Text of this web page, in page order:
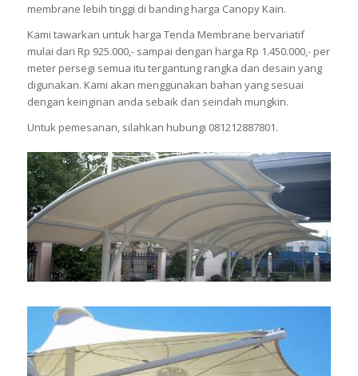
membrane lebih tinggi di banding harga Canopy Kain.
Kami tawarkan untuk harga Tenda Membrane bervariatif
mulai dari Rp 925.000,- sampai dengan harga Rp 1.450.000,- per
meter persegi semua itu tergantung rangka dan desain yang
digunakan. Kami akan menggunakan bahan yang sesuai
dengan keinginan anda sebaik dan seindah mungkin.
Untuk pemesanan, silahkan hubungi 081212887801.